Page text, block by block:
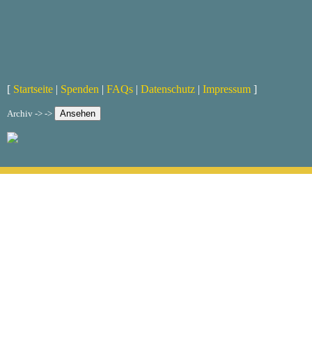
[ Startseite | Spenden | FAQs | Datenschutz | Impressum ]
Archiv -> ->